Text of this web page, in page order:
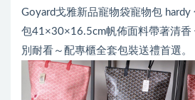
Goyard戈雅新品寵物袋寵物包
包41×30×16.5cm帆佈面料帶著清香
別耐看～配專櫃全套包裝送禮首選。